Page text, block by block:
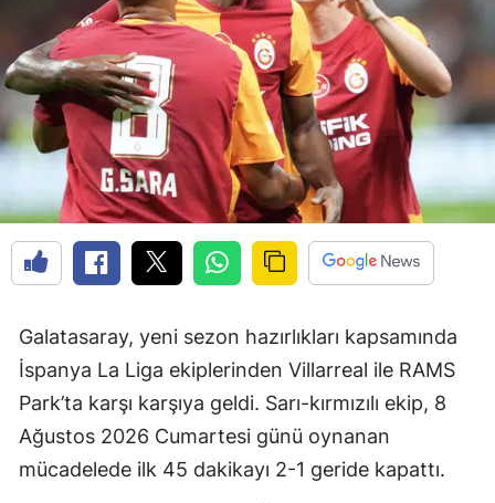
Galatasaray, yeni sezon hazırlıkları kapsamında
İspanya La Liga ekiplerinden Villarreal ile RAMS
Park’ta karşı karşıya geldi. Sarı-kırmızılı ekip, 8
Ağustos 2026 Cumartesi günü oynanan
mücadelede ilk 45 dakikayı 2-1 geride kapattı.